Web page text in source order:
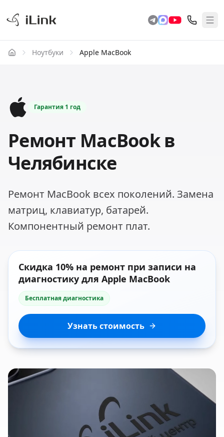
Ноутбуки Apple MacBook
Гарантия 1 год
Ремонт MacBook в
Челябинске
Ремонт MacBook всех поколений. Замена
матриц, клавиатур, батарей.
Компонентный ремонт плат.
Скидка 10% на ремонт при записи на
диагностику для Apple MacBook
Бесплатная диагностика
Узнать стоимость